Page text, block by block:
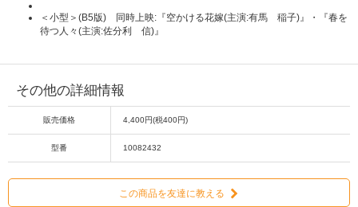
＜小型＞(B5版) 同時上映:『空かける花嫁(主演:有馬 稲子)』・『春を
待つ人々(主演:佐分利 信)』
その他の詳細情報
販売価格 4,400円(税400円)
型番 10082432
この商品を友達に教える